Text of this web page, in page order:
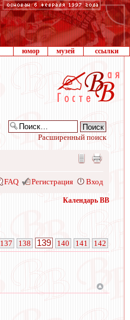
юмор музей ссылки
Расширенный поиск
FAQ Регистрация Вход
Календарь ВВ
137 138 139 140 141 142